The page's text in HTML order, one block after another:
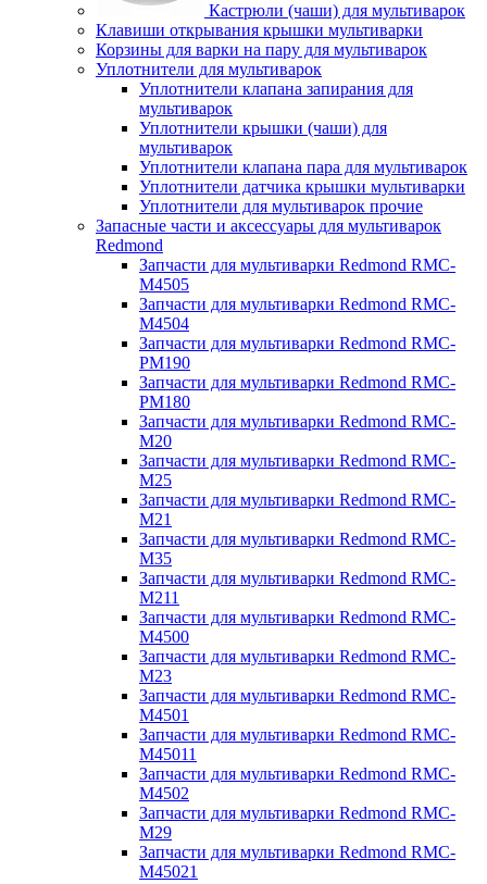
Кастрюли (чаши) для мультиварок
Клавиши открывания крышки мультиварки
Корзины для варки на пару для мультиварок
Уплотнители для мультиварок
Уплотнители клапана запирания для
мультиварок
Уплотнители крышки (чаши) для
мультиварок
Уплотнители клапана пара для мультиварок
Уплотнители датчика крышки мультиварки
Уплотнители для мультиварок прочие
Запасные части и аксессуары для мультиварок
Redmond
Запчасти для мультиварки Redmond RMC-
M4505
Запчасти для мультиварки Redmond RMC-
M4504
Запчасти для мультиварки Redmond RMC-
PM190
Запчасти для мультиварки Redmond RMC-
PM180
Запчасти для мультиварки Redmond RMC-
M20
Запчасти для мультиварки Redmond RMC-
M25
Запчасти для мультиварки Redmond RMC-
M21
Запчасти для мультиварки Redmond RMC-
M35
Запчасти для мультиварки Redmond RMC-
M211
Запчасти для мультиварки Redmond RMC-
M4500
Запчасти для мультиварки Redmond RMC-
M23
Запчасти для мультиварки Redmond RMC-
M4501
Запчасти для мультиварки Redmond RMC-
M45011
Запчасти для мультиварки Redmond RMC-
M4502
Запчасти для мультиварки Redmond RMC-
M29
Запчасти для мультиварки Redmond RMC-
M45021